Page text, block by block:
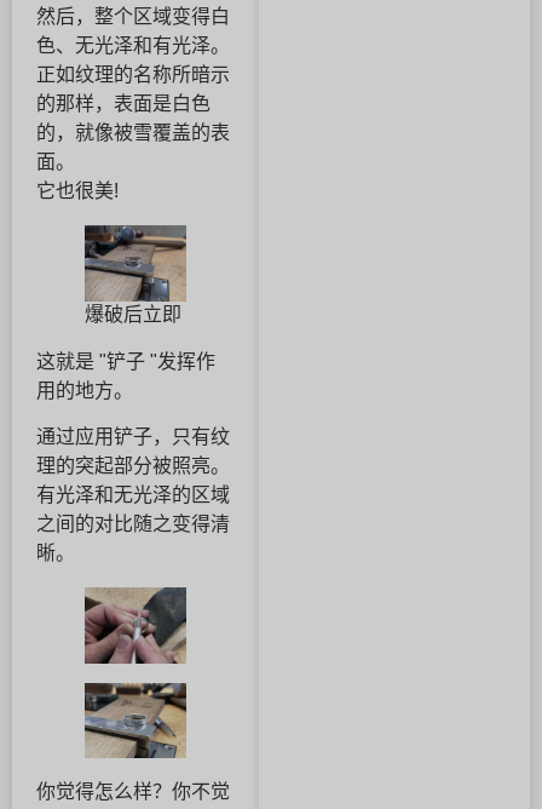
然后，整个区域变得白
色、无光泽和有光泽。
正如纹理的名称所暗示
的那样，表面是白色
的，就像被雪覆盖的表
面。
它也很美!
爆破后立即
这就是 "铲子 "发挥作
用的地方。
通过应用铲子，只有纹
理的突起部分被照亮。
有光泽和无光泽的区域
之间的对比随之变得清
晰。
你觉得怎么样？你不觉